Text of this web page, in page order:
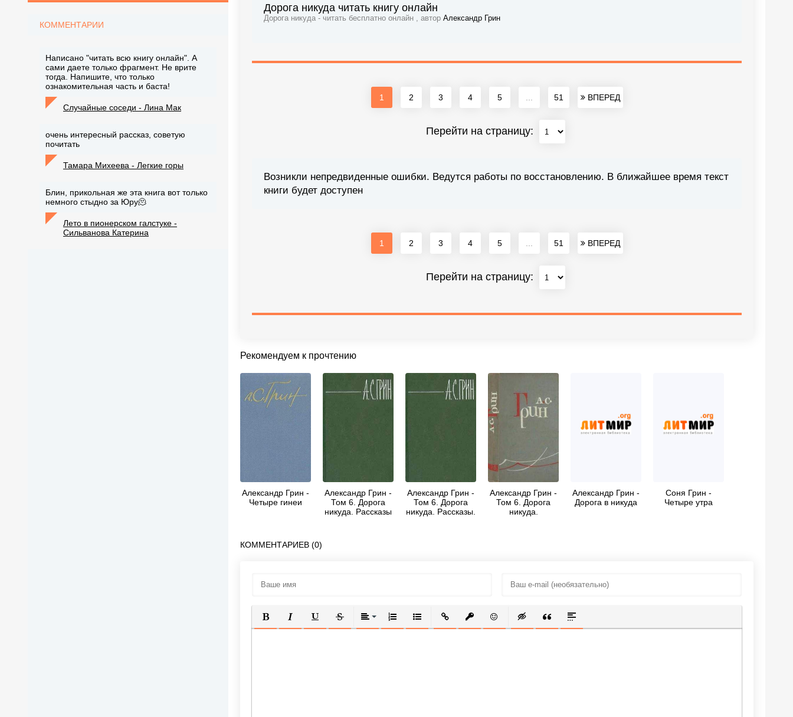
Дорога никуда читать книгу онлайн
Дорога никуда - читать бесплатно онлайн , автор Александр Грин
1 2 3 4 5 51 ВПЕРЕД
Перейти на страницу:
Возникли непредвиденные ошибки. Ведутся работы по восстановлению. В ближайшее время текст
книги будет доступен
1 2 3 4 5 51 ВПЕРЕД
Перейти на страницу:
Рекомендуем к прочтению
Александр Грин -
Четыре гинеи
Александр Грин -
Том 6. Дорога
никуда. Рассказы
Александр Грин -
Том 6. Дорога
никуда. Рассказы.
Александр Грин -
Том 6. Дорога
никуда.
Александр Грин -
Дорога в никуда
Соня Грин -
Четыре утра
КОММЕНТАРИЕВ (0)
ПОЛУЖИРНЫЙ
КУРСИВПОДЧЕРКНУТЫЙ
ЗАЧЕРКНУТЫЙВЫРАВНИВАНИЕ
НУМЕРОВАННЫЙ СПИСОК
МАРКИРОВАННЫЙ СПИСОК
ВСТАВИТЬ ССЫЛКУ
ВСТАВИТЬ ЗАЩИЩЕННУЮ ССЫЛКУ
ВСТАВИТЬ СМАЙЛИК
ВСТАВКА СКРЫТОГО ТЕКСТА
ВСТАВКА ЦИТАТЫ
ВСТАВКА СПОЙЛЕРА
КОММЕНТАРИИ
Написано "читать всю книгу онлайн". А
сами даете только фрагмент. Не врите
тогда. Напишите, что только
ознакомительная часть и баста!
Случайные соседи - Лина Мак
очень интересный рассказ, советую
почитать
Тамара Михеева - Легкие горы
Блин, прикольная же эта книга вот только
немного стыдно за Юру🫠
Лето в пионерском галстуке -
Сильванова Катерина